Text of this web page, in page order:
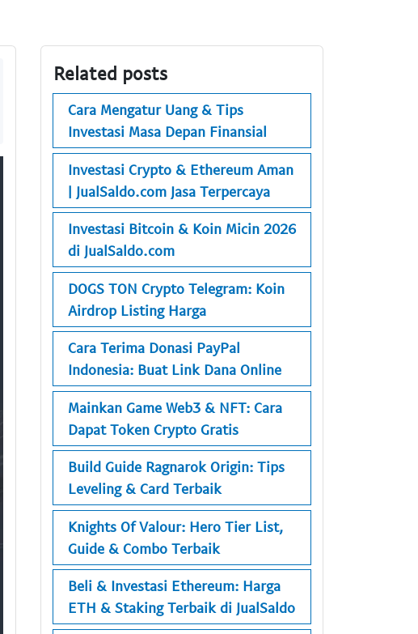
Related posts
Cara Mengatur Uang & Tips
Investasi Masa Depan Finansial
Investasi Crypto & Ethereum Aman
| JualSaldo.com Jasa Terpercaya
Investasi Bitcoin & Koin Micin 2026
di JualSaldo.com
DOGS TON Crypto Telegram: Koin
Airdrop Listing Harga
Cara Terima Donasi PayPal
Indonesia: Buat Link Dana Online
Mainkan Game Web3 & NFT: Cara
Dapat Token Crypto Gratis
Build Guide Ragnarok Origin: Tips
Leveling & Card Terbaik
Knights Of Valour: Hero Tier List,
Guide & Combo Terbaik
Beli & Investasi Ethereum: Harga
ETH & Staking Terbaik di JualSaldo